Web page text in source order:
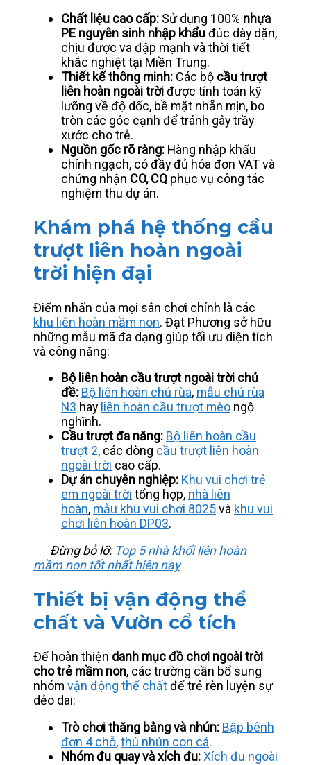
Chất liệu cao cấp: Sử dụng 100% nhựa
PE nguyên sinh nhập khẩuđúc dày dặn,
chịu được va đập mạnh và thời tiết
khắc nghiệt tại Miền Trung.
Thiết kế thông minh: Các bộ cầu trượt
liên hoàn ngoài trờiđược tính toán kỹ
lưỡng về độ dốc, bề mặt nhẵn mịn, bo
tròn các góc cạnh để tránh gây trầy
xước cho trẻ.
Nguồn gốc rõ ràng: Hàng nhập khẩu
chính ngạch, có đầy đủ hóa đơn VAT và
chứng nhận CO, CQ phục vụ công tác
nghiệm thu dự án.
Khám phá hệ thống cầu
trượt liên hoàn ngoài
trời hiện đại
Điểm nhấn của mọi sân chơi chính là các
khu liên hoàn mầm non. Đạt Phương sở hữu
những mẫu mã đa dạng giúp tối ưu diện tích
và công năng:
Bộ liên hoàn cầu trượt ngoài trời chủ
đề: Bộ liên hoàn chú rùa, mẫu chú rùa
N3 hay liên hoàn cầu trượt mèo ngộ
nghĩnh.
Cầu trượt đa năng: Bộ liên hoàn cầu
trượt 2, các dòng cầu trượt liên hoàn
ngoài trời cao cấp.
Dự án chuyên nghiệp: Khu vui chơi trẻ
em ngoài trời tổng hợp, nhà liên
hoàn, mẫu khu vui chơi 8025và khu vui
chơi liên hoàn DP03.
Đừng bỏ lỡ: Top 5 nhà khối liên hoàn
mầm non tốt nhất hiện nay
Thiết bị vận động thể
chất và Vườn cổ tích
Để hoàn thiện danh mục đồ chơi ngoài trời
cho trẻ mầm non, các trường cần bổ sung
nhóm vận động thể chấtđể trẻ rèn luyện sự
dẻo dai:
Trò chơi thăng bằng và nhún: Bập bênh
đơn 4 chỗ,thú nhún con cá.
Nhóm đu quay và xích đu:Xích đu ngoài